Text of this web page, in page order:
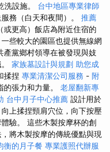
洗設施。 台中地區專業律師
務（白天和夜間）。 推薦
或更高）飯店為附近住宿的
些較大的園區也提供無線網
黨鄉村領導在被發現與妓
家族墓設計與規劃 助您成
揉捏 專業清潔公司服務 - 附
的張力和力量。 老屋翻新專
台中月子中心推薦 設計用於
上揉捏頸肩穴位，向下按壓
驗。 這些木製按摩杯的創
將木製按摩的傳統優點與現
衡的月子餐 專業護照代辦服